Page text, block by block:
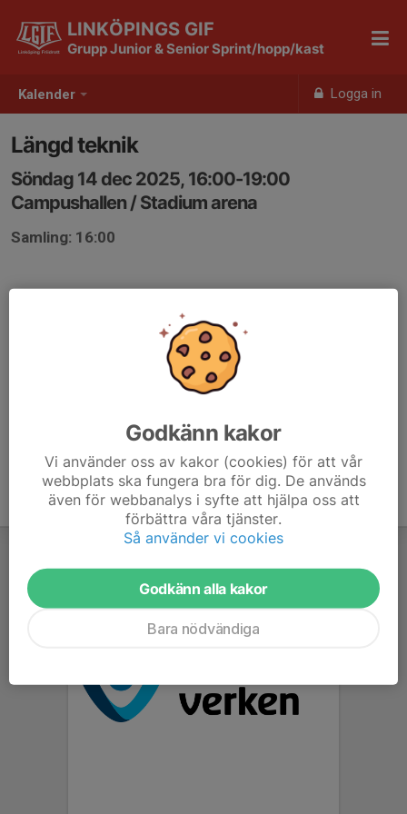
Kalender Logga in
LINKÖPINGS GIF
Grupp Junior & Senior Sprint/hopp/kast
Längd teknik
Söndag 14 dec 2025, 16:00-19:00
Campushallen / Stadium arena
Samling: 16:00
Godkänn kakor
Vi använder oss av kakor (cookies) för att vår
webbplats ska fungera bra för dig. De används
även för webbanalys i syfte att hjälpa oss att
förbättra våra tjänster.
Så använder vi cookies
Godkänn alla kakor
Bara nödvändiga